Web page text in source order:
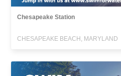
Chesapeake Station
CHESAPEAKE BEACH, MARYLAND